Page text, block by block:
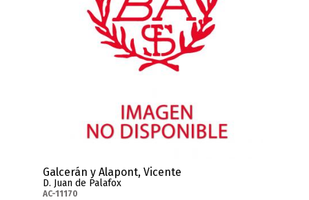
Galcerán y Alapont, Vicente
D. Juan de Palafox
AC-11170